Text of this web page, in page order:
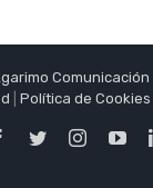
Comunicación
Política de Cookies
Facebook
TwitterInstagram